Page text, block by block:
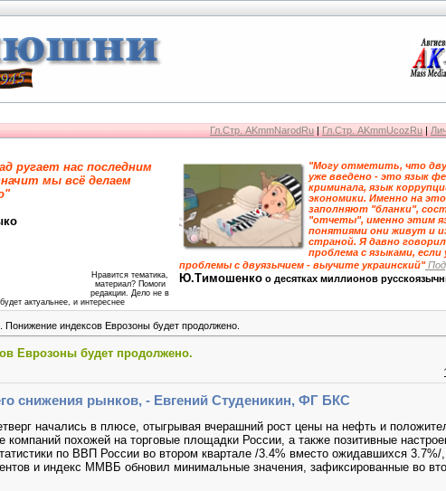
Гл.Стр. AKmmNarodRu | Гл.Стр. AKmmUcozRu |
ругает нас последним
мы всё делаем
"Могу отметить, что
уже введено - это язык
криминала, язык
экономики. Именно на
заполняют "бланки",
"отчеты", именно этим
понятиями они живут и
страной. Я давно
проблема с языками, если
проблемы с двуязычием - выучите украинский"
Ю.Тимошенко о десятках миллионов
Нравится тематика,
материал? Помоги
редакции. Дело не в
актуальнее, и интереснее
Понижение индексов Еврозоны будет продолжено.
Еврозоны будет продолжено.
снижения рынков, - Евгений Студеникин, ФГ БКС
начались в плюсе, отыгрывая вчерашний рост цены на нефть и
компаний похожей на торговые площадки России, а также позитивные
по ВВП России во втором квартале /3.4% вместо ожидавшихся 3.7%/
и индекс ММВБ обновил минимальные значения, зафиксированные во